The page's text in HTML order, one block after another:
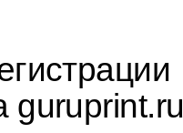
guruprint.ru